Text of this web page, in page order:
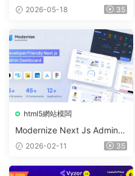
e React NextJS Template +
2026-05-18 35
html5網站模闆
Modernize Next Js Admin D
ashboard v11.0.0
2026-02-11 35